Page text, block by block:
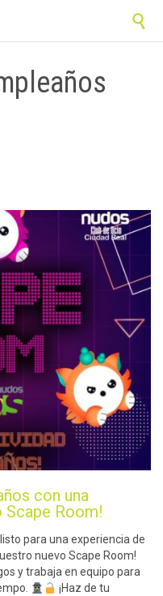

con una
Scape Room!
para una experiencia de
nuevo Scape Room!
y trabaja en equipo para
¡Haz de tu